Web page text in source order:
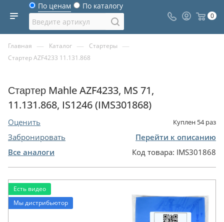
По ценам По каталогу
0
Главная — Каталог — Стартеры —
Стартер AZF4233 11.131.868
Стартер Mahle AZF4233, MS 71,
11.131.868, IS1246 (IMS301868)
Оценить Куплен 54раз
Забронировать
Перейти к описанию
Все аналоги
Код товара: IMS301868
Есть видео
Мы дистрибьютор